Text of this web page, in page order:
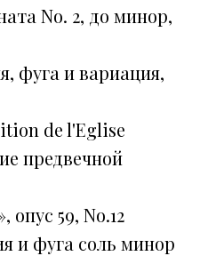
No. 2, до минор,
фуга и вариация,
de l'Eglise
предвечной
опус 59, No.12
и фуга соль минор